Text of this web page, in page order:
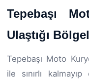
Tepebaşı
Ulaştığı
Tepebaşı Moto
ile sınırlı